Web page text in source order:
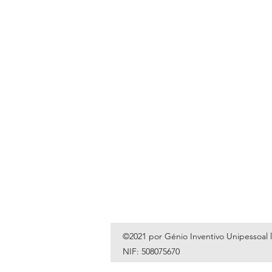
©2021 por Génio Inventivo Unipessoal
NIF: 508075670